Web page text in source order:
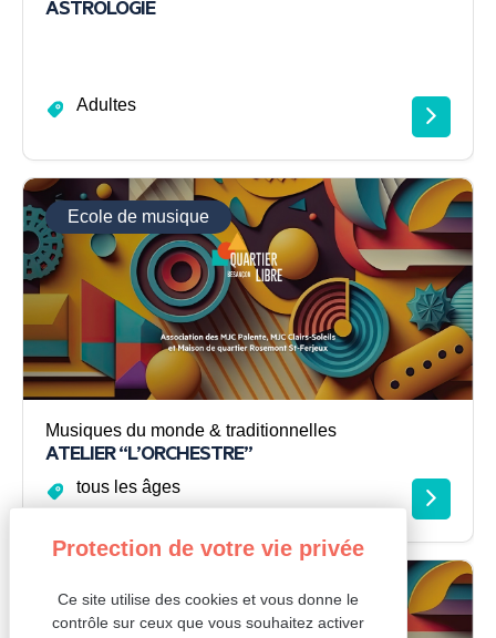
ASTROLOGIE
Adultes
Ecole de musique
Musiques du monde & traditionnelles
ATELIER “L’ORCHESTRE”
tous les âges
Ecole de musique
Ce site utilise des cookies et vous donne le
contrôle sur ceux que vous souhaitez activer